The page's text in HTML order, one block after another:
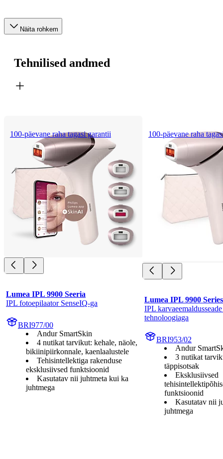
Näita rohkem
Tehnilised andmed
100-päevane raha tagasi garantii
Lumea IPL 9900 Seeria
IPL fotoepilaator SenseIQ-ga
BRI977/00
Andur SmartSkin
4 nutikat tarvikut: kehale, näole,
bikiinipiirkonnale, kaenlaalustele
Tehisintellektiga rakenduse
eksklusiivsed funktsioonid
Kasutatav nii juhtmeta kui ka
juhtmega
100-päevane raha
Lumea IPL 9900 Series
IPL
tehnoloogiaga
BRI953/02
Andur
3 nutikat
täppisotsak
Eksklusiivsed
funktsioonid
Kasutatav nii
juhtmega